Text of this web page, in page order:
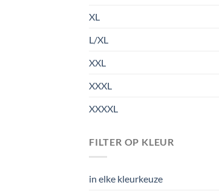
XL
L/XL
XXL
XXXL
XXXXL
FILTER OP KLEUR
in elke kleurkeuze